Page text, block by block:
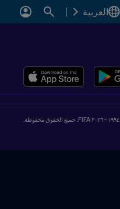
العربية